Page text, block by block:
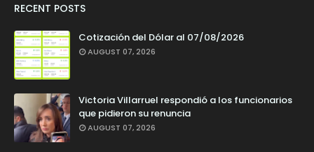
RECENT POSTS
Cotización del Dólar al 07/08/2026
AUGUST 07, 2026
Victoria Villarruel respondió a los funcionarios
que pidieron su renuncia
AUGUST 07, 2026